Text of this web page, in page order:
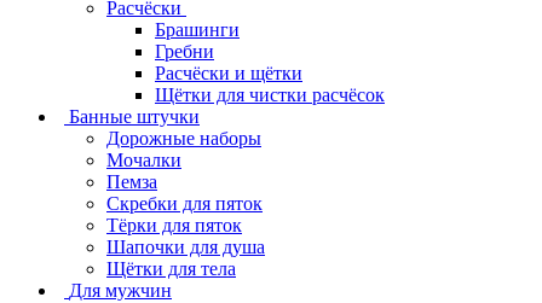
Расчёски
Брашинги
Гребни
Расчёски и щётки
Щётки для чистки расчёсок
Банные штучки
Дорожные наборы
Мочалки
Пемза
Скребки для пяток
Тёрки для пяток
Шапочки для душа
Щётки для тела
Для мужчин